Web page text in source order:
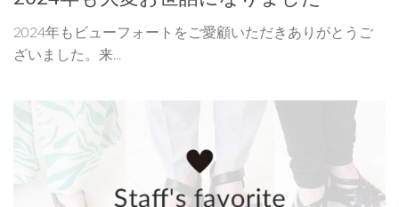
2024年もビューフォートをご愛顧いただきありがとうご
ざいました。来...